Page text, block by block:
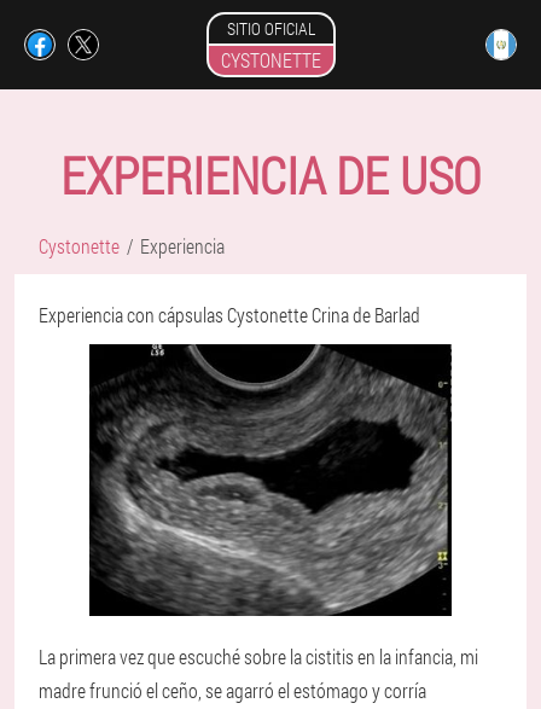
SITIO OFICIAL
CYSTONETTE
EXPERIENCIA DE USO
Cystonette Experiencia
Experiencia con cápsulas Cystonette Crina de Barlad
La primera vez que escuché sobre la cistitis en la infancia, mi
madre frunció el ceño, se agarró el estómago y corría